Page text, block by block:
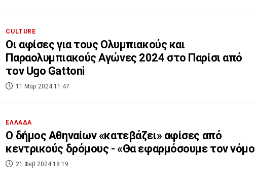
CULTURE
Οι αφίσες για τους Ολυμπιακούς και
Παραολυμπιακούς Αγώνες 2024 στο Παρίσι από
τον Ugo Gattoni
11 Μαρ 2024 11:47
ΕΛΛΑΔΑ
O δήμος Αθηναίων «κατεβάζει» αφίσες από
κεντρικούς δρόμους - «Θα εφαρμόσουμε τον
21 Φεβ 2024 18:19